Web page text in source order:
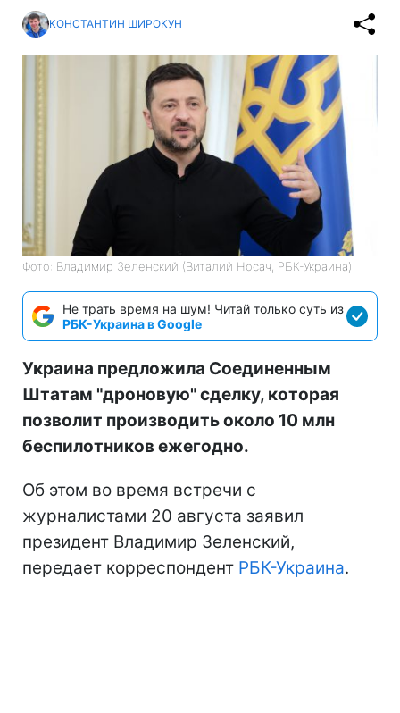
КОНСТАНТИН ШИРОКУН
Фото: Владимир Зеленский (Виталий Носач, РБК-Украина)
Не трать время на шум! Читай только суть из
РБК-Украина в Google
Украина предложила Соединенным
Штатам "дроновую" сделку, которая
позволит производить около 10 млн
беспилотников ежегодно.
Об этом во время встречи с
журналистами 20 августа заявил
президент Владимир Зеленский,
передает корреспондент РБК-Украина.